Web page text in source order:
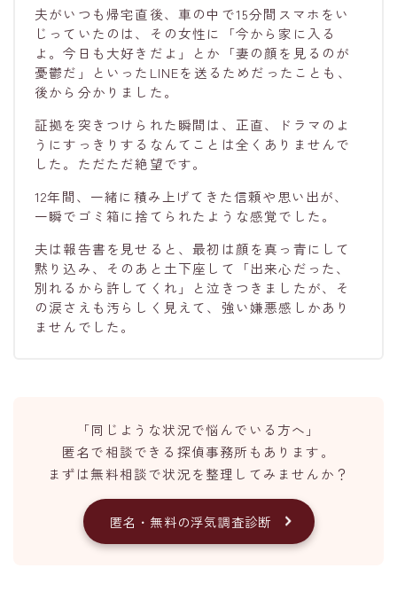
夫がいつも帰宅直後、車の中で15分間スマホをい
じっていたのは、その女性に「今から家に入る
よ。今日も大好きだよ」とか「妻の顔を見るのが
憂鬱だ」といったLINEを送るためだったことも、
後から分かりました。
証拠を突きつけられた瞬間は、正直、ドラマのよ
うにすっきりするなんてことは全くありませんで
した。ただただ絶望です。
12年間、一緒に積み上げてきた信頼や思い出が、
一瞬でゴミ箱に捨てられたような感覚でした。
夫は報告書を見せると、最初は顔を真っ青にして
黙り込み、そのあと土下座して「出来心だった、
別れるから許してくれ」と泣きつきましたが、そ
の涙さえも汚らしく見えて、強い嫌悪感しかあり
ませんでした。
「同じような状況で悩んでいる方へ」
匿名で相談できる探偵事務所もあります。
まずは無料相談で状況を整理してみませんか？
匿名・無料の浮気調査診断